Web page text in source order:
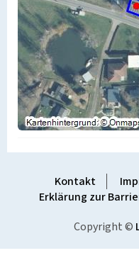
Kontakt
Erklärung zur
Copyright ©